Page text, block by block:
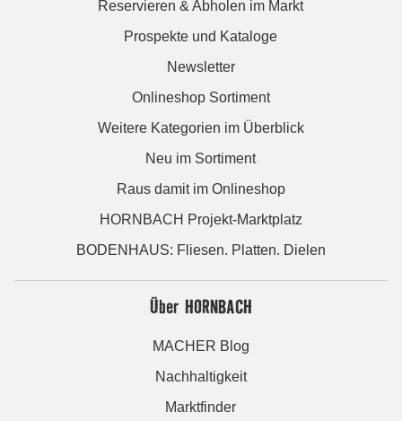
Reservieren & Abholen im Markt
Prospekte und Kataloge
Newsletter
Onlineshop Sortiment
Weitere Kategorien im Überblick
Neu im Sortiment
Raus damit im Onlineshop
HORNBACH Projekt-Marktplatz
BODENHAUS: Fliesen. Platten. Dielen
Über HORNBACH
MACHER Blog
Nachhaltigkeit
Marktfinder